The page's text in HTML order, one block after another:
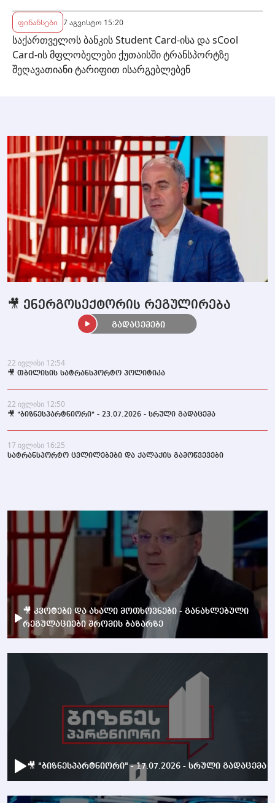
ფინანსები 7 აგვისტო 15:20
საქართველოს ბანკის Student Card-ისა და sCool
Card-ის მფლობელები ქუთაისში ტრანსპორტზე
შეღავათიანი ტარიფით ისარგებლებენ
22 ივლისი 12:54
🎥 თბილისის სატრანსპორტო პოლიტიკა
22 ივლისი 12:50
🎥 "ბიზნესპარტნიორი" - 23.07.2026 - სრული გადაცემა
17 ივლისი 16:25
სატრანსპორტო ცვლილებები და ქალაქის გამოწვევები
🎥 ენერგოსექტორის რეგულირება
გადაცემები
🎥 კვოტები და ახალი მოთხოვნები - განახლებული
რეგულაციები შრომის ბაზარზე
🎥 "ბიზნესპარტნიორი" - 17.07.2026 - სრული გადაცემა